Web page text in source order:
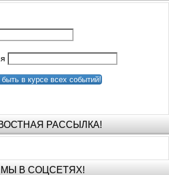
в курсе всех событий!
РАССЫЛКА!
МЫ В СОЦСЕТЯХ!